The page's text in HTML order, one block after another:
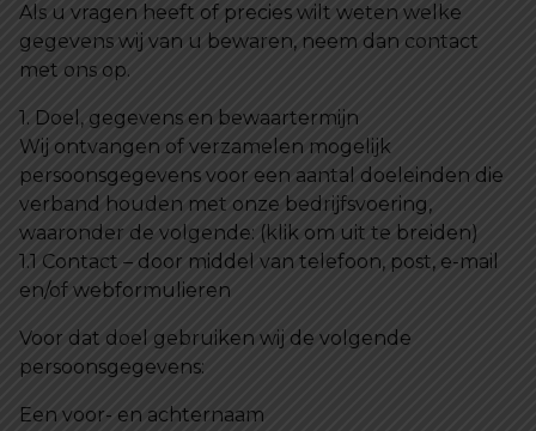
Als u vragen heeft of precies wilt weten welke
gegevens wij van u bewaren, neem dan contact
met ons op.
1. Doel, gegevens en bewaartermijn
Wij ontvangen of verzamelen mogelijk
persoonsgegevens voor een aantal doeleinden die
verband houden met onze bedrijfsvoering,
waaronder de volgende: (klik om uit te breiden)
1.1 Contact – door middel van telefoon, post, e-mail
en/of webformulieren
Voor dat doel gebruiken wij de volgende
persoonsgegevens:
Een voor- en achternaam